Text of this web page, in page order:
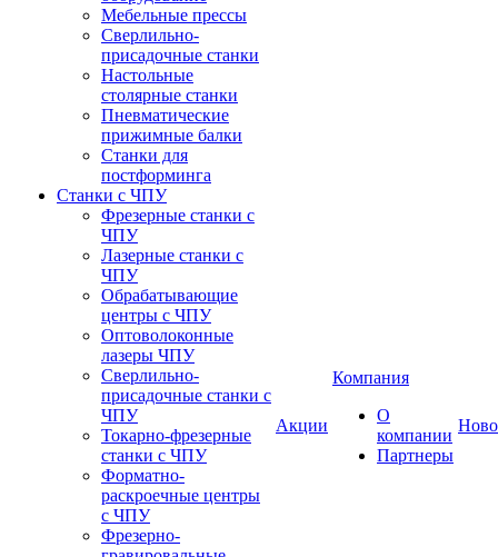
Мебельные прессы
Сверлильно-
присадочные станки
Настольные
столярные станки
Пневматические
прижимные балки
Станки для
постформинга
Станки с ЧПУ
Фрезерные станки с
ЧПУ
Лазерные станки с
ЧПУ
Обрабатывающие
центры с ЧПУ
Оптоволоконные
лазеры ЧПУ
Сверлильно-
присадочные станки с
ЧПУ
Токарно-фрезерные
станки с ЧПУ
Форматно-
раскроечные центры
с ЧПУ
Фрезерно-
Акции
Компания
О
компании
Партнеры